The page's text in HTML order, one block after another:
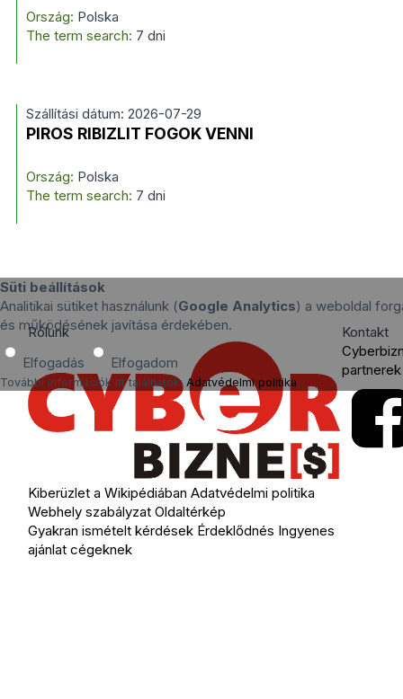
Ország: Polska
The term search: 7 dni
Szállítási dátum: 2026-07-29
PIROS RIBIZLIT FOGOK VENNI
Ország: Polska
The term search: 7 dni
Süti beállítások
Analitikai sütiket használunk (Google Analytics) a weboldal
és működésének javítása érdekében.
Elfogadás Elfogadom
További információk itt találhatók: Adatvédelmi politika.
Rólunk
Kiberüzlet a Wikipédiában Adatvédelmi politika
Webhely szabályzat Oldaltérkép
Gyakran ismételt kérdések Érdeklődnés Ingyenes
ajánlat cégeknek
Kontakt
partnerek